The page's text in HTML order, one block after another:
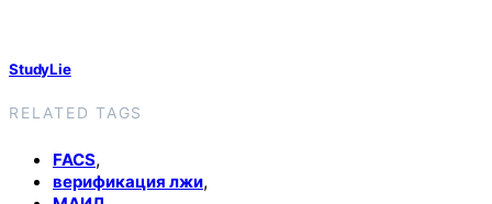
StudyLie
RELATED TAGS
FACS,
верификация лжи,